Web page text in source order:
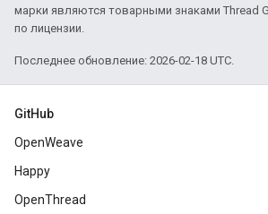
марки являются товарными знаками Thread
по лицензии.
Последнее обновление: 2026-02-18 UTC.
GitHub
OpenWeave
Happy
OpenThread